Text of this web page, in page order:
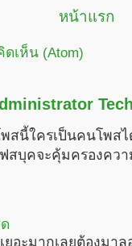
หน้าแรก
เห็น (Atom)
สนี้ใครเป็นคนโพส
สบุคจะคุ้มครองคว
ยอะมากเลยต้องมา